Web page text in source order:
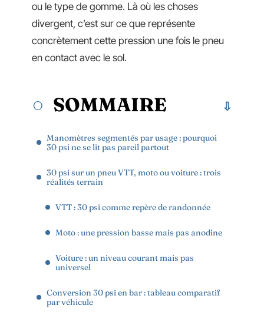
ou le type de gomme. Là où les choses
divergent, c’est sur ce que représente
concrètement cette pression une fois le pneu
en contact avec le sol.
SOMMAIRE
Manomètres segmentés par usage : pourquoi
30 psi ne se lit pas pareil partout
30 psi sur un pneu VTT, moto ou voiture : trois
réalités terrain
VTT : 30 psi comme repère de randonnée
Moto : une pression basse mais pas anodine
Voiture : un niveau courant mais pas
universel
Conversion 30 psi en bar : tableau comparatif
par véhicule